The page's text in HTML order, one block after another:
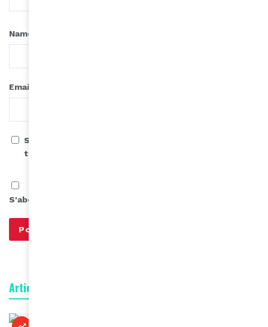
Name
Email
Save my name, email, and website in this browser for
the next time I comment.
S'abonner à notre infolettre
Articles connexes